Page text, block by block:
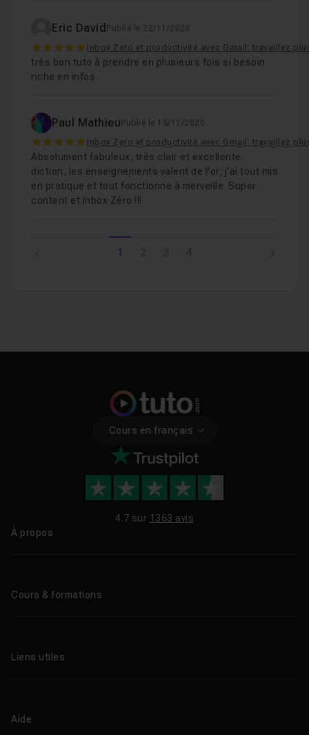
Eric David Publié le 22/11/2020
5 Inbox Zero et productivité avec Gmail: travaillez
très bon tuto à prendre en plusieurs fois si besoin.
riche en infos
Paul Mathieu Publié le 15/11/2020
5 Inbox Zero et productivité avec Gmail: travaillez
Absolument fabuleux, très clair et excellente
diction, les enseignements valent de l'or; j'ai tout mis
en pratique et tout fonctionne à merveille. Super
content et Inbox Zéro !!!
1
Cours en français
4.7 sur 1363 avis
À propos
Cours & formations
Formations certifiantes
Promos
Liens utiles
Centres de formation
Aide